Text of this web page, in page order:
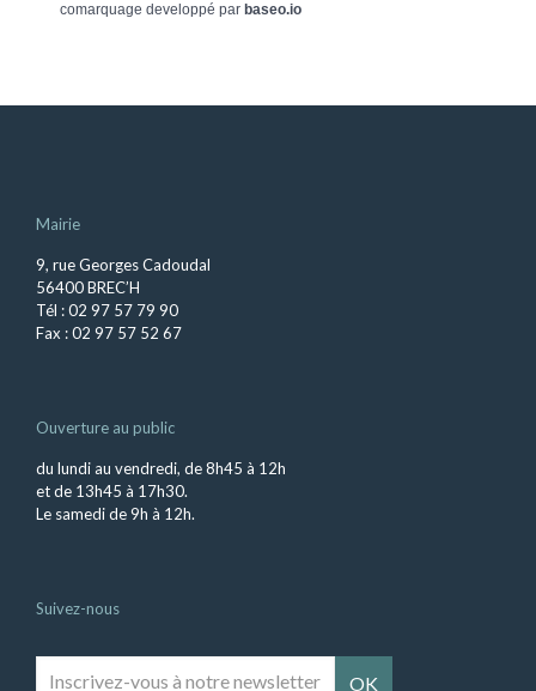
comarquage developpé par baseo.io
Mairie
9, rue Georges Cadoudal
56400 BREC’H
Tél : 02 97 57 79 90
Fax : 02 97 57 52 67
Ouverture au public
du lundi au vendredi, de 8h45 à 12h
et de 13h45 à 17h30.
Le samedi de 9h à 12h.
Suivez-nous